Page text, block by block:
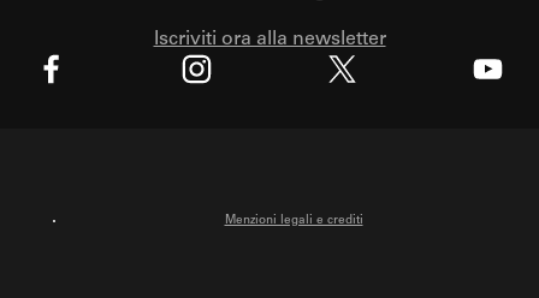
Iscriviti ora alla newsletter
Menzioni legali e crediti